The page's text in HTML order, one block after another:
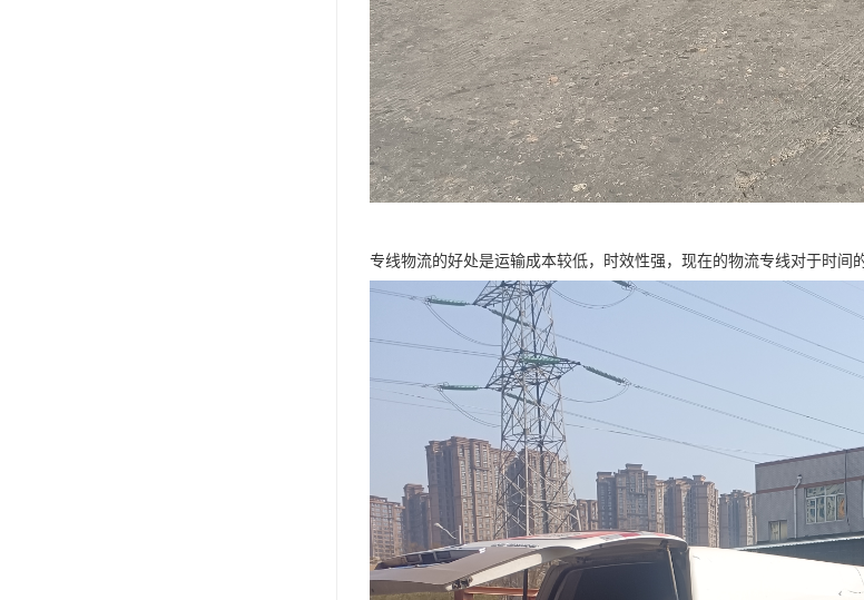
专线物流的好处是运输成本较低，时效性强，现在的物流专线对于时间